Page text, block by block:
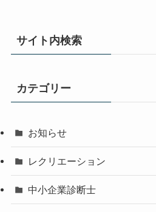
サイト内検索
カテゴリー
お知らせ
レクリエーション
中小企業診断士